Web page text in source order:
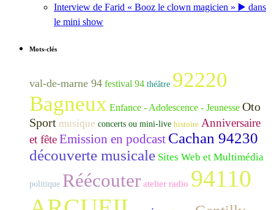
Interview de Farid « Booz le clown magicien » ▶️ dans
le mini show
Mots-clés
val-de-marne 94 festival 94 théâtre 92220
Bagneux Enfance - Adolescence - Jeunesse Oto
Sport musique concerts ou mini-live histoire Anniversaire
et fêteEmission en podcast Cachan 94230
découverte musicale Sites Web et Multimédia
politique Réécouter atelier radio 94110